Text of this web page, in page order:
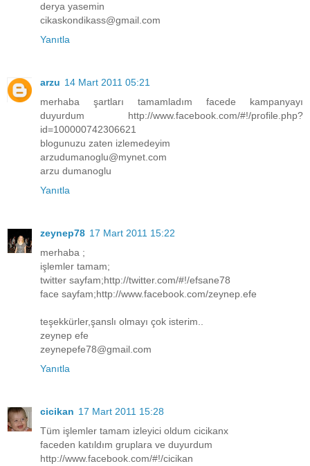
derya yasemin
cikaskondikass@gmail.com
Yanıtla
arzu 14 Mart 2011 05:21
merhaba şartları tamamladım facede kampanyayı
duyurdum http://www.facebook.com/#!/profile.php?
id=100000742306621
blogunuzu zaten izlemedeyim
arzudumanoglu@mynet.com
arzu dumanoglu
Yanıtla
zeynep78 17 Mart 2011 15:22
merhaba ;
işlemler tamam;
twitter sayfam;http://twitter.com/#!/efsane78
face sayfam;http://www.facebook.com/zeynep.efe
teşekkürler,şanslı olmayı çok isterim..
zeynep efe
zeynepefe78@gmail.com
Yanıtla
cicikan 17 Mart 2011 15:28
Tüm işlemler tamam izleyici oldum cicikanx
faceden katıldım gruplara ve duyurdum
http://www.facebook.com/#!/cicikan